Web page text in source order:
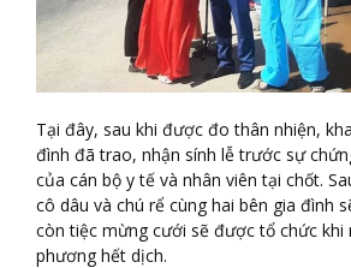
Tại đây, sau khi được đo thân nhiện,
đình đã trao, nhận sính lễ trước sự
của cán bộ y tế và nhân viên tại chốt.
cô dâu và chú rể cùng hai bên gia đình
còn tiệc mừng cưới sẽ được tổ chức khi
phương hết dịch.